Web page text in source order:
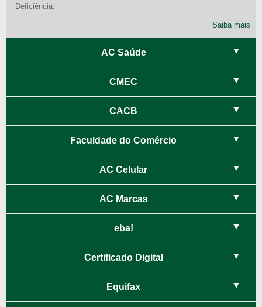
Deficiência.
Saiba mais
AC Saúde
AC Saúde
Mais saúde e mais economia para o empreendedor associado
CMEC
CMEC
CACB
Faculdade do Comércio
AC Celular
AC Marcas
eba!
Certificado Digital
Equifax